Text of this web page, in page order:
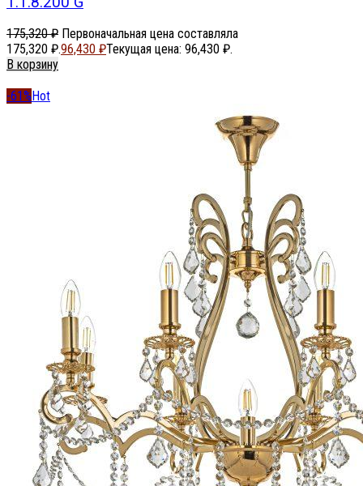
175,320₽ Первоначальная цена составляла
175,320 ₽.96,430 ₽Текущая цена: 96,430 ₽.
В корзину
-61% Hot